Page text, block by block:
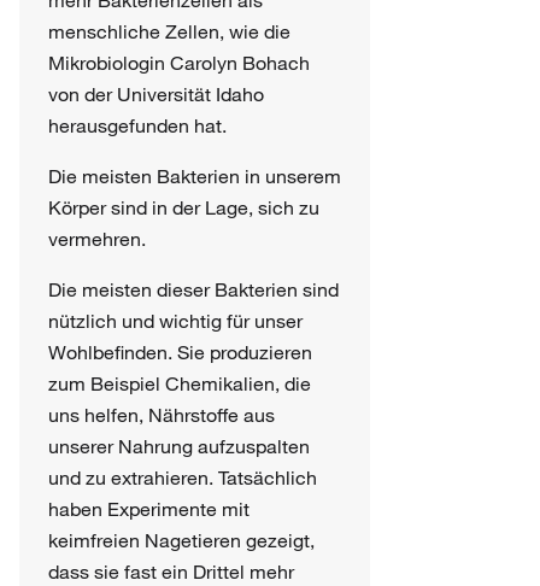
menschliche Zellen, wie die
Mikrobiologin Carolyn Bohach
von der Universität Idaho
herausgefunden hat.
Die meisten Bakterien in unserem
Körper sind in der Lage, sich zu
vermehren.
Die meisten dieser Bakterien sind
nützlich und wichtig für unser
Wohlbefinden. Sie produzieren
zum Beispiel Chemikalien, die
uns helfen, Nährstoffe aus
unserer Nahrung aufzuspalten
und zu extrahieren. Tatsächlich
haben Experimente mit
keimfreien Nagetieren gezeigt,
dass sie fast ein Drittel mehr